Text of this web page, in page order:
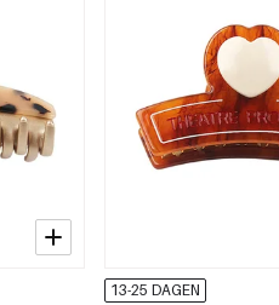
13-25 DAGEN